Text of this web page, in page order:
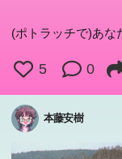
(ポトラッチで)あな
5 0
本藤安樹